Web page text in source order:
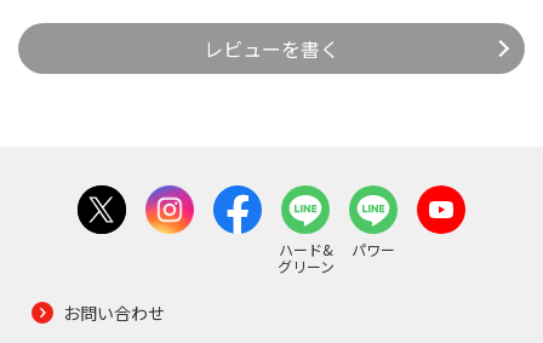
レビューを書く
ハード&
グリーン
パワー
お問い合わせ